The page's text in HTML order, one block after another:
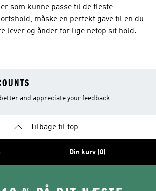
som kunne passe til de fleste
måske en perfekt gave til en du
lever og ånder for lige netop sit hold.
and appreciate your feedback
Tilbage til top
Din kurv (0)